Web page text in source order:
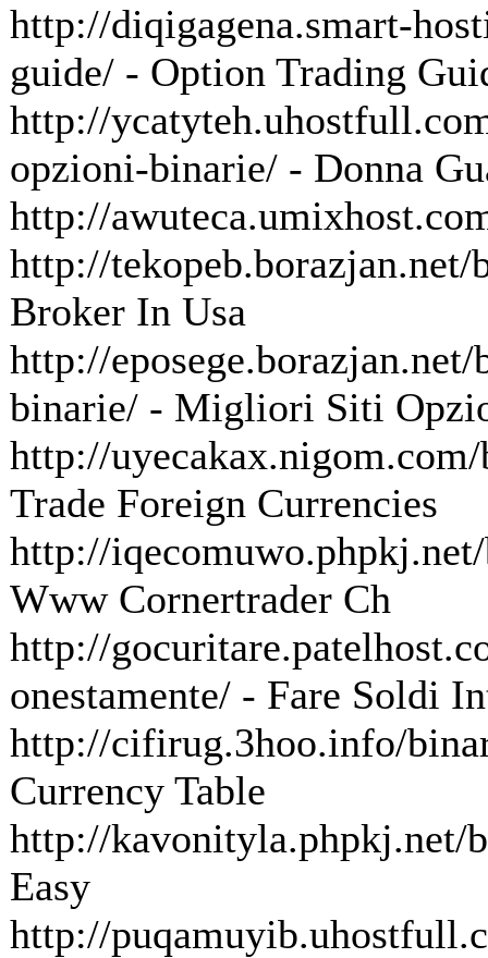
http://diqigagena.smart-
guide/ - Option Trading
http://
opzioni-binarie/ - Donna
http://
http://
Broker In Usa
http://
binarie/ - Migliori Siti
http://
Trade Foreign Currencies
http://
Www Cornertrader Ch
http://
onestamente/ - Fare Soldi
http://cifirug.3hoo.info/
Currency Table
http://kavonityla.phpkj.net/
Easy
http://